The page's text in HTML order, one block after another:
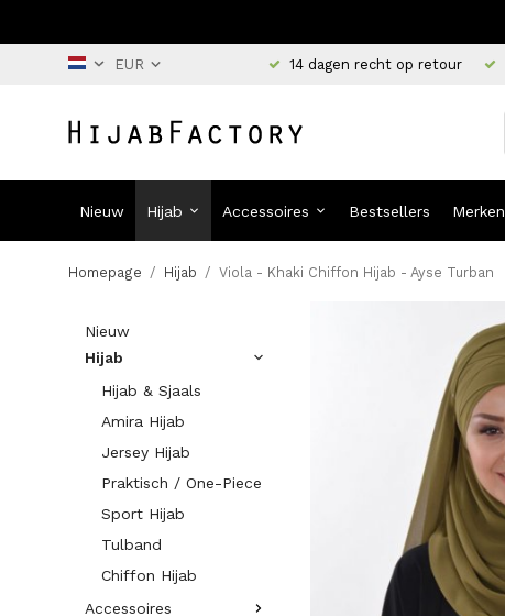
14 dagen recht op retour
Nieuw Hijab Accessoires Bestsellers Merken
Homepage / Hijab / Viola - Khaki Chiffon Hijab - Ayse Turban
Nieuw
Hijab
Hijab & Sjaals
Amira Hijab
Jersey Hijab
Praktisch / One-Piece
Sport Hijab
Tulband
Chiffon Hijab
Accessoires